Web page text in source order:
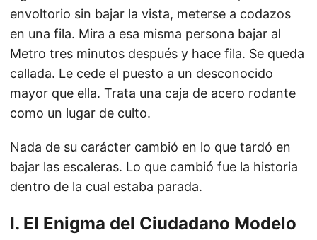
envoltorio sin bajar la vista, meterse a codazos
en una fila. Mira a esa misma persona bajar al
Metro tres minutos después y hace fila. Se queda
callada. Le cede el puesto a un desconocido
mayor que ella. Trata una caja de acero rodante
como un lugar de culto.
Nada de su carácter cambió en lo que tardó en
bajar las escaleras. Lo que cambió fue la historia
dentro de la cual estaba parada.
I. El Enigma del Ciudadano Modelo